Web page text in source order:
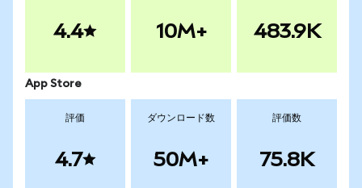
4.4 10M+ 483.9K
App Store
評価
4.7
ダウンロード数
50M+
評価数
75.8K